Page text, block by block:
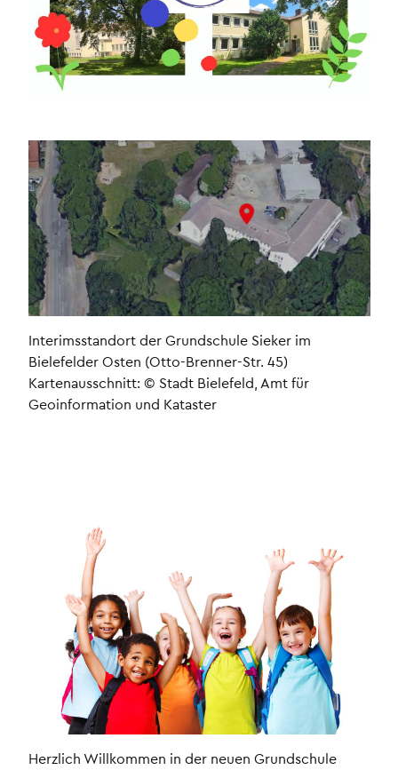
Interimsstandort der Grundschule Sieker im
Bielefelder Osten (Otto-Brenner-Str. 45)
Kartenausschnitt: © Stadt Bielefeld, Amt für
Geoinformation und Kataster
Herzlich Willkommen in der neuen Grundschule